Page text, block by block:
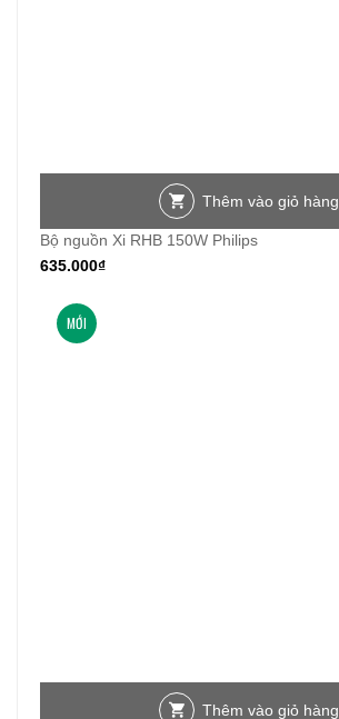
Thêm vào giỏ hàng
Bộ nguồn Xi RHB 150W Philips
635.000₫
MỚI
Thêm vào giỏ hàng